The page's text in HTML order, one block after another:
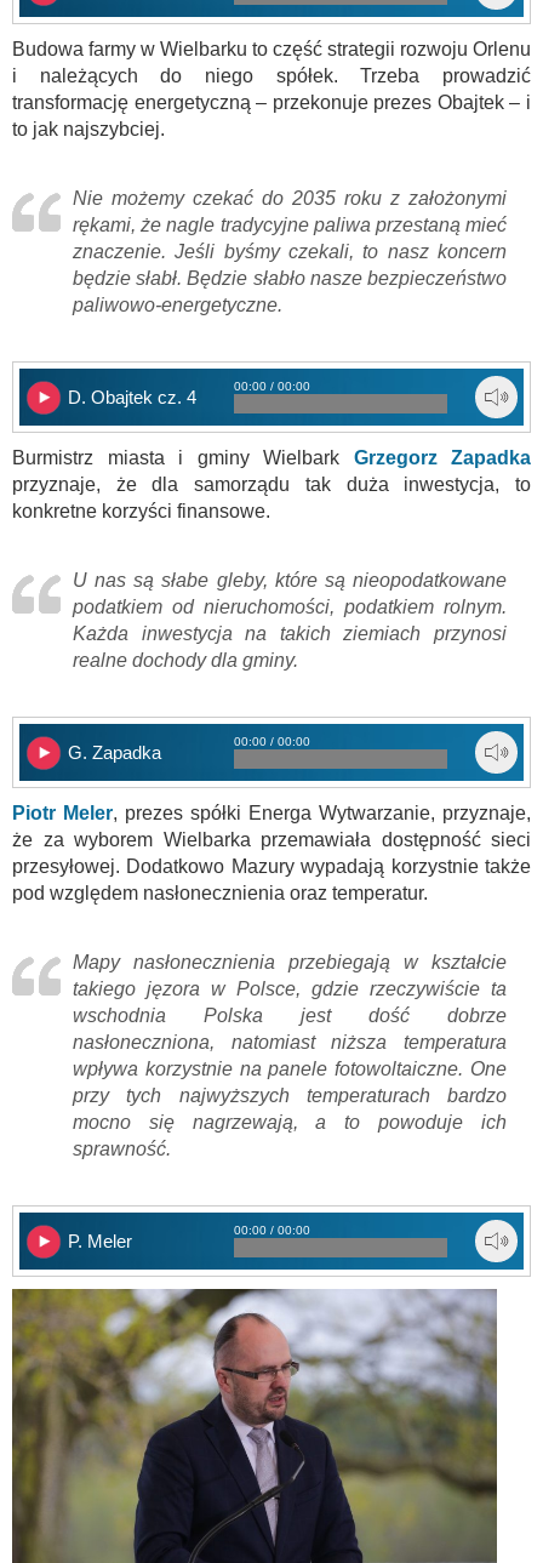
Budowa farmy w Wielbarku to część strategii rozwoju Orlenu
i należących do niego spółek. Trzeba prowadzić
transformację energetyczną – przekonuje prezes Obajtek – i
to jak najszybciej.
Nie możemy czekać do 2035 roku z założonymi
rękami, że nagle tradycyjne paliwa przestaną mieć
znaczenie. Jeśli byśmy czekali, to nasz koncern
będzie słabł. Będzie słabło nasze bezpieczeństwo
paliwowo-energetyczne.
D. Obajtek cz. 4
00:00 / 00:00
Burmistrz miasta i gminy Wielbark Grzegorz Zapadka
przyznaje, że dla samorządu tak duża inwestycja, to
konkretne korzyści finansowe.
U nas są słabe gleby, które są nieopodatkowane
podatkiem od nieruchomości, podatkiem rolnym.
Każda inwestycja na takich ziemiach przynosi
realne dochody dla gminy.
G. Zapadka
00:00 / 00:00
Piotr Meler, prezes spółki Energa Wytwarzanie, przyznaje,
że za wyborem Wielbarka przemawiała dostępność sieci
przesyłowej. Dodatkowo Mazury wypadają korzystnie także
pod względem nasłonecznienia oraz temperatur.
Mapy nasłonecznienia przebiegają w kształcie
takiego jęzora w Polsce, gdzie rzeczywiście ta
wschodnia Polska jest dość dobrze
nasłoneczniona, natomiast niższa temperatura
wpływa korzystnie na panele fotowoltaiczne. One
przy tych najwyższych temperaturach bardzo
mocno się nagrzewają, a to powoduje ich
sprawność.
P. Meler
00:00 / 00:00